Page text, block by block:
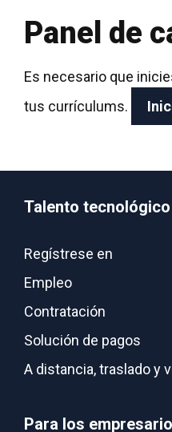
Panel de
Es necesario que
tus currículums.
Talento tecnológico
Regístrese en
Empleo
Contratación
Solución de pagos
A distancia, traslado y
Para los